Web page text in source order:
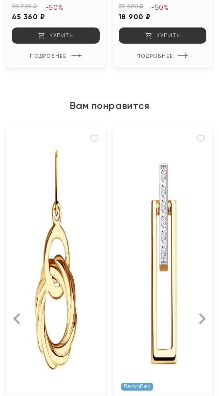
90 720 ₽
45 360 ₽
-50%
КУПИТЬ
ПОДРОБНЕЕ
37 800 ₽
18 900 ₽
-50%
КУПИТЬ
ПОДРОБНЕЕ
Вам понравится
ЛегкоВес